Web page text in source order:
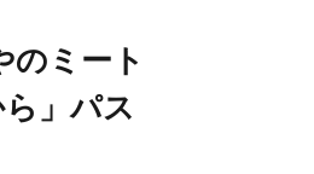
ミート
」パス